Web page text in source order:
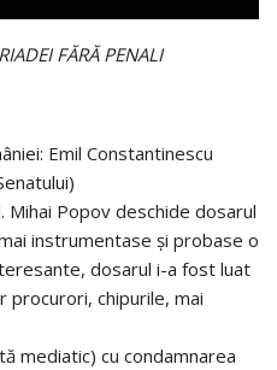
FĂRĂ PENALI
Emil Constantinescu
Popov deschide dosarul
instrumentase și probase o
dosarul i-a fost luat
procurori, chipurile, mai
mediatic) cu condamnarea